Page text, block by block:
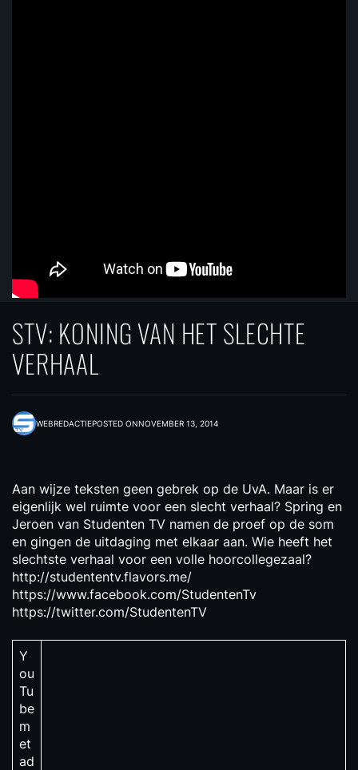
STV: KONING VAN HET SLECHTE
VERHAAL
WEBREDACTIEPOSTED ONNOVEMBER 13, 2014
Aan wijze teksten geen gebrek op de UvA. Maar is er
eigenlijk wel ruimte voor een slecht verhaal? Spring en
Jeroen van Studenten TV namen de proef op de som
en gingen de uitdaging met elkaar aan. Wie heeft het
slechtste verhaal voor een volle hoorcollegezaal?
http://studententv.flavors.me/
https://www.facebook.com/StudentenTv
https://twitter.com/StudentenTV
Y
ou
Tu
be
m
et
ad